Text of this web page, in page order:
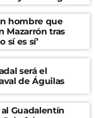
hombre que
Mazarrón tras
sí es sí’
será el
de Águilas
Guadalentín